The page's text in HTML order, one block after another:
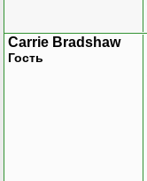
Carrie Bradshaw
Гость